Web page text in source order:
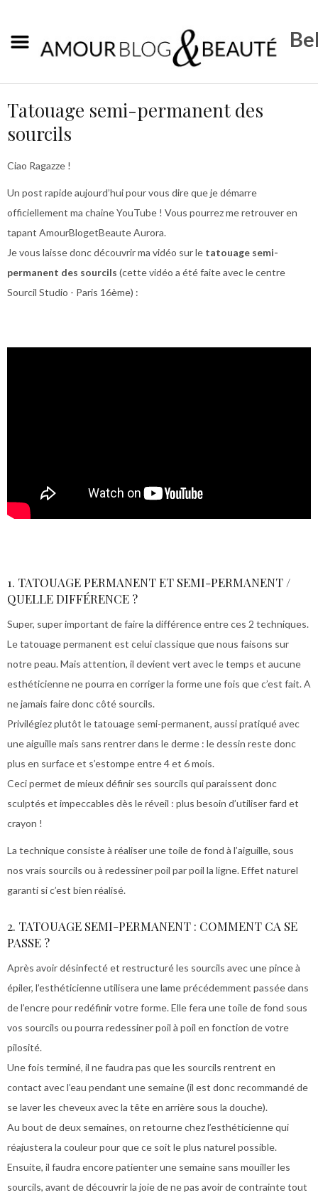
Tatouage semi-permanent des
sourcils
Ciao Ragazze !
Un post rapide aujourd’hui pour vous dire que je démarre
officiellement ma chaine YouTube ! Vous pourrez me retrouver en
tapant AmourBlogetBeaute Aurora.
Je vous laisse donc découvrir ma vidéo sur le tatouage semi-
permanent des sourcils (cette vidéo a été faite avec le centre
Sourcil Studio - Paris 16ème) :
1. TATOUAGE PERMANENT ET SEMI-PERMANENT /
QUELLE DIFFÉRENCE ?
Super, super important de faire la différence entre ces 2 techniques.
Le tatouage permanent est celui classique que nous faisons sur
notre peau. Mais attention, il devient vert avec le temps et aucune
esthéticienne ne pourra en corriger la forme une fois que c’est fait. A
ne jamais faire donc côté sourcils.
Privilégiez plutôt le tatouage semi-permanent, aussi pratiqué avec
une aiguille mais sans rentrer dans le derme : le dessin reste donc
plus en surface et s’estompe entre 4 et 6 mois.
Ceci permet de mieux définir ses sourcils qui paraissent donc
sculptés et impeccables dès le réveil : plus besoin d’utiliser fard et
crayon !
La technique consiste à réaliser une toile de fond à l’aiguille, sous
nos vrais sourcils ou à redessiner poil par poil la ligne. Effet naturel
garanti si c’est bien réalisé.
2. TATOUAGE SEMI-PERMANENT : COMMENT CA SE
PASSE ?
Après avoir désinfecté et restructuré les sourcils avec une pince à
épiler, l’esthéticienne utilisera une lame précédemment passée dans
de l’encre pour redéfinir votre forme. Elle fera une toile de fond sous
vos sourcils ou pourra redessiner poil à poil en fonction de votre
pilosité.
Une fois terminé, il ne faudra pas que les sourcils rentrent en
contact avec l’eau pendant une semaine (il est donc recommandé de
se laver les cheveux avec la tête en arrière sous la douche).
Au bout de deux semaines, on retourne chez l’esthéticienne qui
réajustera la couleur pour que ce soit le plus naturel possible.
Ensuite, il faudra encore patienter une semaine sans mouiller les
sourcils, avant de découvrir la joie de ne pas avoir de contrainte tout